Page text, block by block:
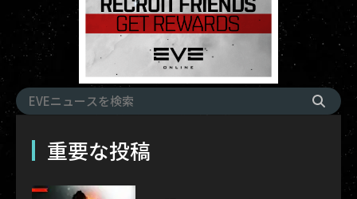
重要な投稿